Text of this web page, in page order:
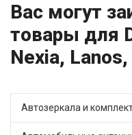
Вас могут
товары для
Nexia, Lanos,